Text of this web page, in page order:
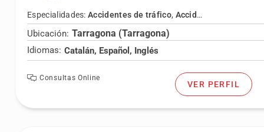
Especialidades:Accidentes de tráfico, Accidentes laborales
Ubicación: Tarragona (Tarragona)
Idiomas: Catalán, Español, Inglés
Consultas Online
VER PERFIL